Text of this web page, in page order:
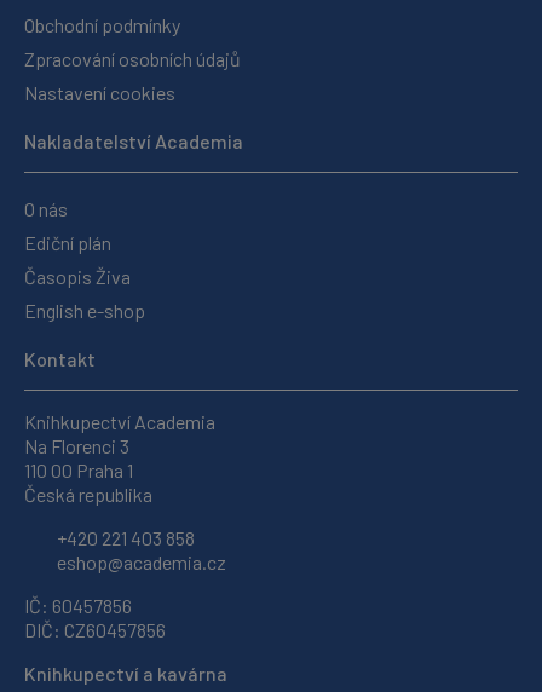
Obchodní podmínky
Zpracování osobních údajů
Nastavení cookies
Nakladatelství Academia
O nás
Ediční plán
Časopis Živa
English e-shop
Kontakt
Knihkupectví Academia
Na Florenci 3
110 00 Praha 1
Česká republika
+420 221 403 858
eshop@academia.cz
IČ: 60457856
DIČ: CZ60457856
Knihkupectví a kavárna